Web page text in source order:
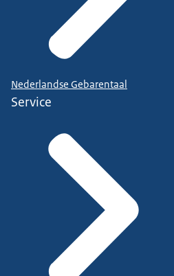
Nederlandse Gebarentaal
Service